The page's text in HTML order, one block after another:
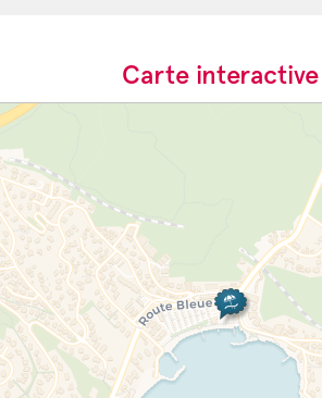
Carte interactive